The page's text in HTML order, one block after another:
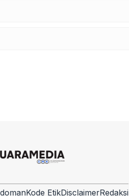
Kode EtikDisclaimerRedaksi